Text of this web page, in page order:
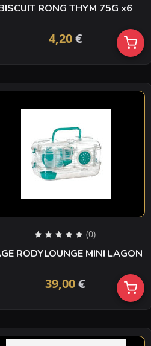
RONG THYM 75G x6
4,20€
(0)
RODYLOUNGE MINI LAGON
39,00€